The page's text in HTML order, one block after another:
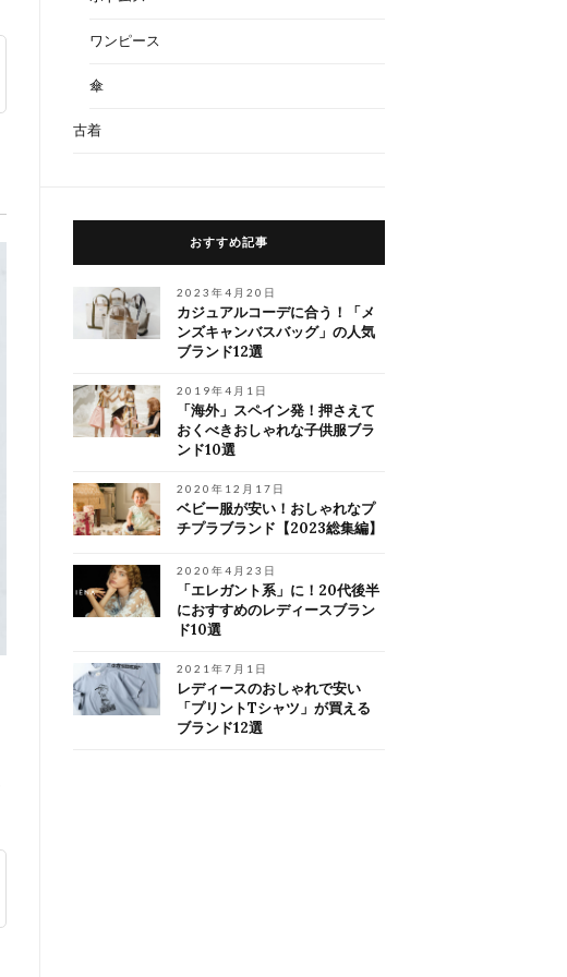
ワンピース
傘
古着
おすすめ記事
2023年4月20日
カジュアルコーデに合う！「メ
ンズキャンバスバッグ」の人気
ブランド12選
2019年4月1日
「海外」スペイン発！押さえて
おくべきおしゃれな子供服ブラ
ンド10選
2020年12月17日
ベビー服が安い！おしゃれなプ
チプラブランド【2023総集編】
2020年4月23日
「エレガント系」に！20代後半
におすすめのレディースブラン
ド10選
2021年7月1日
レディースのおしゃれで安い
「プリントTシャツ」が買える
ブランド12選